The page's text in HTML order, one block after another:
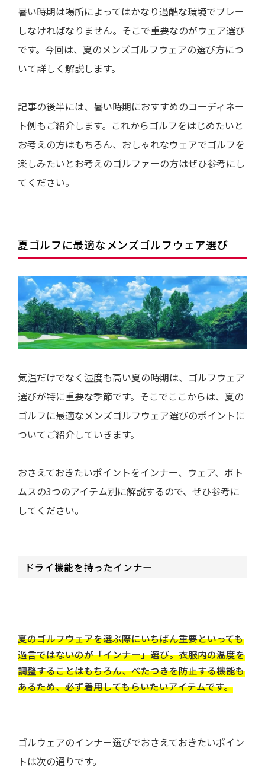
暑い時期は場所によってはかなり過酷な環境でプレー
しなければなりません。そこで重要なのがウェア選び
です。今回は、夏のメンズゴルフウェアの選び方につ
いて詳しく解説します。
記事の後半には、暑い時期におすすめのコーディネー
ト例もご紹介します。これからゴルフをはじめたいと
お考えの方はもちろん、おしゃれなウェアでゴルフを
楽しみたいとお考えのゴルファーの方はぜひ参考にし
てください。
夏ゴルフに最適なメンズゴルフウェア選び
気温だけでなく湿度も高い夏の時期は、ゴルフウェア
選びが特に重要な季節です。そこでここからは、夏の
ゴルフに最適なメンズゴルフウェア選びのポイントに
ついてご紹介していきます。
おさえておきたいポイントをインナー、ウェア、ボト
ムスの3つのアイテム別に解説するので、ぜひ参考に
してください。
ドライ機能を持ったインナー
夏のゴルフウェアを選ぶ際にいちばん重要といっても
過言ではないのが「インナー」選び。衣服内の温度を
調整することはもちろん、べたつきを防止する機能も
あるため、必ず着用してもらいたいアイテムです。
ゴルウェアのインナー選びでおさえておきたいポイン
トは次の通りです。